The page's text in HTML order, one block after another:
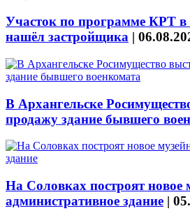
Участок по программе КРТ в
нашёл застройщика |
В Архангельске
продажу здание бывшего
На Соловках построят новое
административное здание |